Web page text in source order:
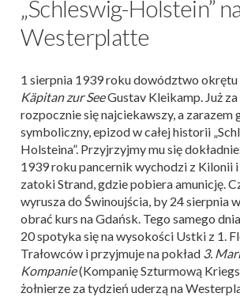
„Schleswig-Holstein”
Westerplatte
1 sierpnia 1939 roku dowództwo
Käpitan zur SeeGustav Kleikamp. Już
rozpocznie się najciekawszy, a zarazem
symboliczny, epizod w całej historii
Holsteina”. Przyjrzyjmy mu się
1939 roku pancernik wychodzi z Kilonii i
zatoki Strand, gdzie pobiera amunicję.
wyrusza do Świnoujścia, by 24 sierpnia
obrać kurs na Gdańsk. Tego samego
20 spotyka się na wysokości Ustki z 1.
Trałowców i przyjmuje na pokład 3.
Kompanie(Kompanię Szturmową
żołnierze za tydzień uderzą na